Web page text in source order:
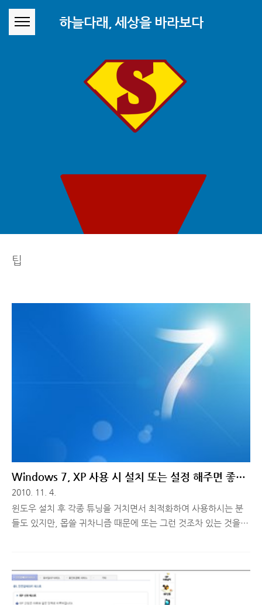
하늘다래, 세상을 바라보다
팁
Windows 7, XP 사용 시 설치 또는 설정 해주면 좋은
팁 모음
2010. 11. 4.
윈도우 설치 후 각종 튜닝을 거치면서 최적화하여 사용하시는 분
들도 있지만, 몹쓸 귀차니즘 때문에 또는 그런 것조차 있는 것을
치실 수 있도록 갖가지 링크를 준비해봤습니다. (인터넷 방송을 하
면서 날림 방송을 한다는 단어를 꽤 많이 썼었는데, 오늘은 왠지